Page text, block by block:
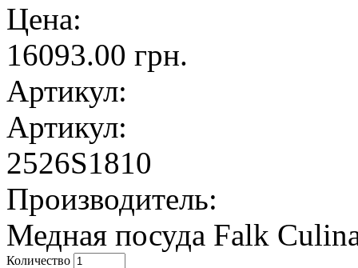
Цена:
16093.00 грн.
Артикул:
Артикул:
2526S1810
Производитель:
Медная посуда Falk
Количество